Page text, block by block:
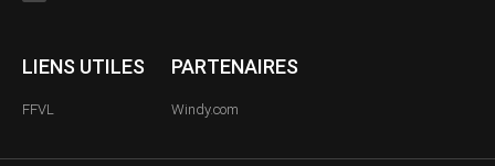
LIENS UTILES
FFVL
PARTENAIRES
Windy.com